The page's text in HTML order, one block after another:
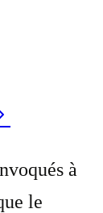
à
le